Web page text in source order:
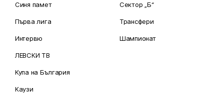
Синя памет
Първа лига
Интервю
ЛЕВСКИ ТВ
Купа на България
Каузи
Сектор „Б“
Трансфери
Шампионат